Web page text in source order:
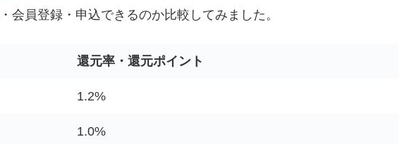
会員登録・申込できるのか比較してみました。
還元率・還元ポイント
1.2%
1.0%